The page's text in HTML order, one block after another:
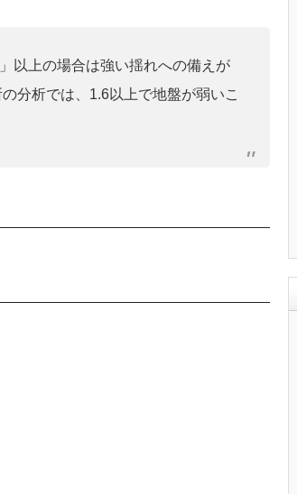
以上の場合は強い揺れへの備えが
分析では、1.6以上で地盤が弱いこ